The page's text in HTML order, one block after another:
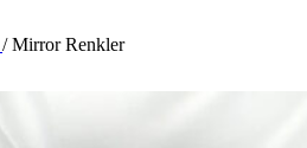
/ Mirror Renkler